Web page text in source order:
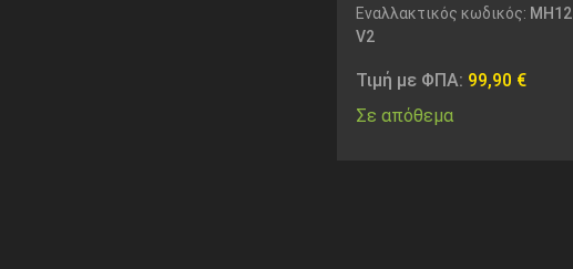
Εναλλακτικός κωδικός: MH12
V2
Τιμή με ΦΠΑ: 99,90 €
Σε απόθεμα